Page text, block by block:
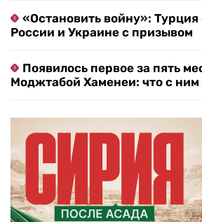
«Остановить войну»: Турция
России и Украине с призывом
Появилось первое за пять
Моджтабой Хаменеи: что с ним